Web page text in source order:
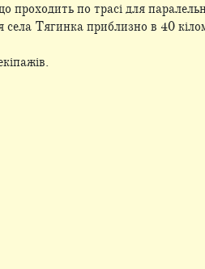
по трасі для
Тягинка приблизно в 40